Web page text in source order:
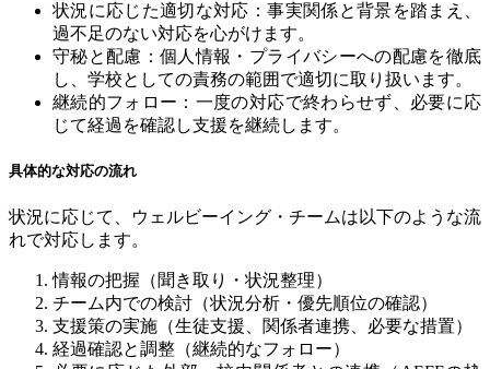
状況に応じた適切な対応：事実関係と背景を踏まえ、
過不足のない対応を心がけます。
守秘と配慮：個人情報・プライバシーへの配慮を徹底
し、学校としての責務の範囲で適切に取り扱います。
継続的フォロー：一度の対応で終わらせず、必要に応
じて経過を確認し支援を継続します。
具体的な対応の流れ
状況に応じて、ウェルビーイング・チームは以下のような流
れで対応します。
情報の把握（聞き取り・状況整理）
チーム内での検討（状況分析・優先順位の確認）
支援策の実施（生徒支援、関係者連携、必要な措置）
経過確認と調整（継続的なフォロー）